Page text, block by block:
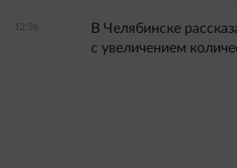
12:36
В Челябинске
с увеличением